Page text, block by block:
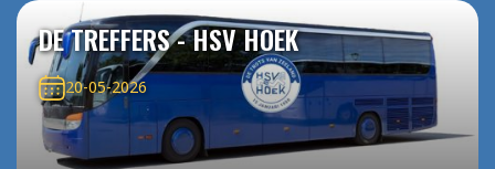
DE TREFFERS - HSV HOEK
20-05-2026